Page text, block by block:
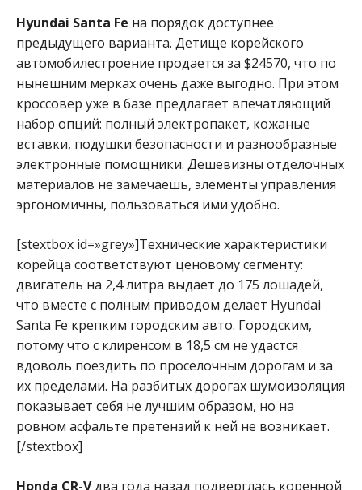
Hyundai Santa Fe на порядок доступнее
предыдущего варианта. Детище корейского
автомобилестроение продается за $24570, что по
нынешним мерках очень даже выгодно. При этом
кроссовер уже в базе предлагает впечатляющий
набор опций: полный электропакет, кожаные
вставки, подушки безопасности и разнообразные
электронные помощники. Дешевизны отделочных
материалов не замечаешь, элементы управления
эргономичны, пользоваться ими удобно.
[stextbox id=»grey»]Технические характеристики
корейца соответствуют ценовому сегменту:
двигатель на 2,4 литра выдает до 175 лошадей,
что вместе с полным приводом делает Hyundai
Santa Fe крепким городским авто. Городским,
потому что с клиренсом в 18,5 см не удастся
вдоволь поездить по проселочным дорогам и за
их пределами. На разбитых дорогах шумоизоляция
показывает себя не лучшим образом, но на
ровном асфальте претензий к ней не возникает.
[/stextbox]
Honda CR-Vдва года назад подверглась коренной